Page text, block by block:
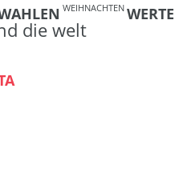
WEIHNACHTEN WERTE
die welt